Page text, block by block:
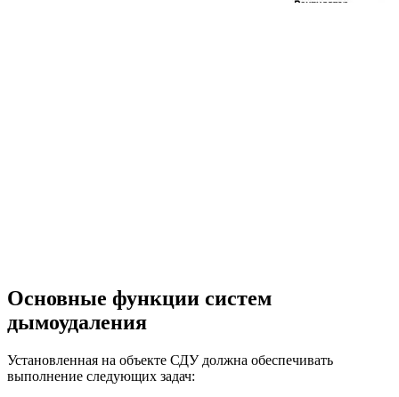
Основные функции систем
дымоудаления
Установленная на объекте СДУ должна обеспечивать
выполнение следующих задач: